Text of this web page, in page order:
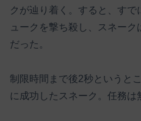
クが辿り着く。すると、す
ュークを撃ち殺し、スネー
だった。
制限時間まで後2秒というと
に成功したスネーク。任務は